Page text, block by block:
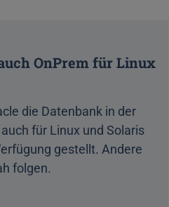
OnPrem für Linux
die Datenbank in der
für Linux und Solaris
gestellt. Andere
folgen.